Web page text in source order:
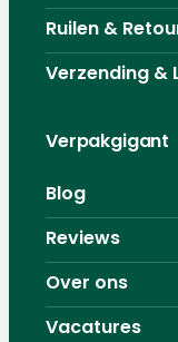
Ruilen &
Verzending &
Verpakgigant
Blog
Reviews
Over ons
Vacatures